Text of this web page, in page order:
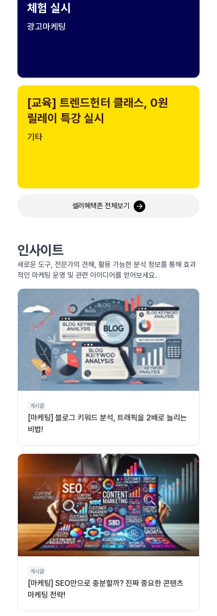
체험 실시
광고마케팅
[교육] 트렌드헌터 클래스, 0원
릴레이 특강 실시
기타
셀러혜택존 전체보기
인사이트
새로운 도구, 전문가의 견해, 활용 가능한 분석 정보를 통해 효과
적인 마케팅 운영 및 관련 아이디어를 얻어보세요.
게시글
[마케팅] 블로그 키워드 분석, 트래픽을 2배로 늘리는
비법!
게시글
[마케팅] SEO만으로 충분할까? 진짜 중요한 콘텐츠
마케팅 전략!